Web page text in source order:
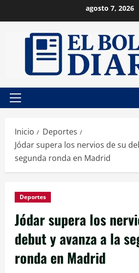
al
contenido
agosto 7, 2026
Menú
Inicio
Deportes
Jódar supera los nervios de su
segunda ronda en Madrid
Deportes
Jódar supera los
debut y avanza a la
ronda en Madrid